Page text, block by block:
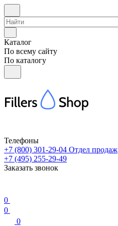
Каталог
По всему сайту
По каталогу
Телефоны
+7 (800) 301-29-04 Отдел продаж
+7 (495) 255-29-49
Заказать звонок
0
0
0